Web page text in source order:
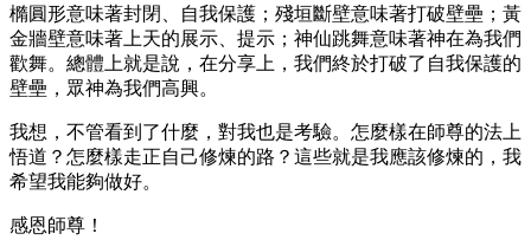
橢圓形意味著封閉、自我保護；殘垣斷壁意味著打破壁壘；黃
金牆壁意味著上天的展示、提示；神仙跳舞意味著神在為我們
歡舞。總體上就是說，在分享上，我們終於打破了自我保護的
壁壘，眾神為我們高興。
我想，不管看到了什麼，對我也是考驗。怎麼樣在師尊的法上
悟道？怎麼樣走正自己修煉的路？這些就是我應該修煉的，我
希望我能夠做好。
感恩師尊！